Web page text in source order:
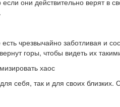
чрезвычайно заботливая и
горы, чтобы видеть их
хаос
себя, так и для своих